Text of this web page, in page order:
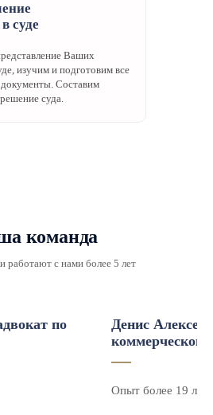
суде
Ваших
изучим и подготовим все
Составим
суда.
команда
работают с нами более 5 лет
по
Денис
коммерческого
Опыт более 19 лет